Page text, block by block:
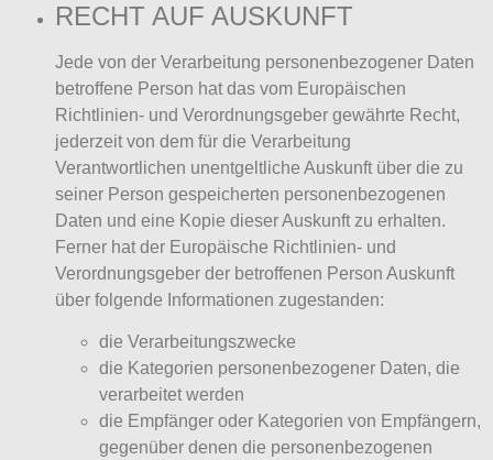
RECHT AUF AUSKUNFT
Jede von der Verarbeitung personenbezogener Daten
betroffene Person hat das vom Europäischen
Richtlinien- und Verordnungsgeber gewährte Recht,
jederzeit von dem für die Verarbeitung
Verantwortlichen unentgeltliche Auskunft über die zu
seiner Person gespeicherten personenbezogenen
Daten und eine Kopie dieser Auskunft zu erhalten.
Ferner hat der Europäische Richtlinien- und
Verordnungsgeber der betroffenen Person Auskunft
über folgende Informationen zugestanden:
die Verarbeitungszwecke
die Kategorien personenbezogener Daten, die
verarbeitet werden
die Empfänger oder Kategorien von Empfängern,
gegenüber denen die personenbezogenen